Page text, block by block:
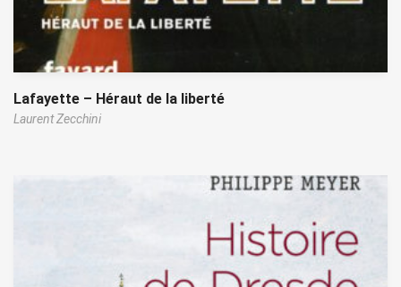
Lafayette – Héraut de la liberté
Laurent Zecchini